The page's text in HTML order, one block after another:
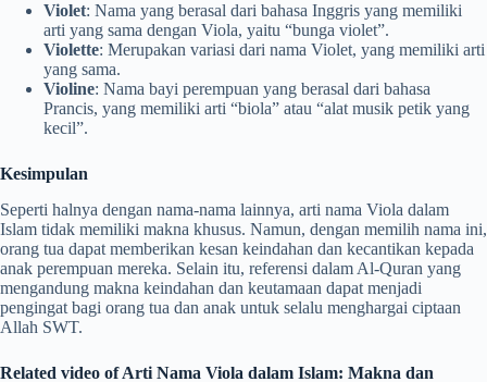
Violet: Nama yang berasal dari bahasa Inggris yang memiliki
arti yang sama dengan Viola, yaitu “bunga violet”.
Violette: Merupakan variasi dari nama Violet, yang memiliki arti
yang sama.
Violine: Nama bayi perempuan yang berasal dari bahasa
Prancis, yang memiliki arti “biola” atau “alat musik petik yang
kecil”.
Kesimpulan
Seperti halnya dengan nama-nama lainnya, arti nama Viola dalam
Islam tidak memiliki makna khusus. Namun, dengan memilih nama ini,
orang tua dapat memberikan kesan keindahan dan kecantikan kepada
anak perempuan mereka. Selain itu, referensi dalam Al-Quran yang
mengandung makna keindahan dan keutamaan dapat menjadi
pengingat bagi orang tua dan anak untuk selalu menghargai ciptaan
Allah SWT.
Related video of Arti Nama Viola dalam Islam: Makna dan